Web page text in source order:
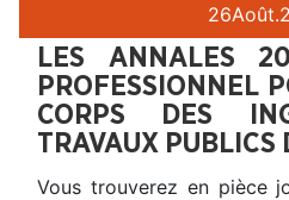
26Août.
LES ANNALES
PROFESSIONNEL
CORPS DES
TRAVAUX PUBLICS
Vous trouverez en pièce